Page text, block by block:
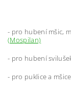
- pro hubení mšic,
(Mospilan)
- pro hubení
- pro puklice a